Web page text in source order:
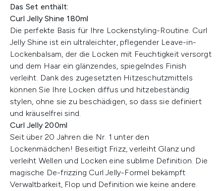
Das Set enthält:
Curl Jelly Shine 180ml
Die perfekte Basis für Ihre Lockenstyling-Routine. Curl
Jelly Shine ist ein ultraleichter, pflegender Leave-in-
Lockenbalsam, der die Locken mit Feuchtigkeit versorgt
und dem Haar ein glänzendes, spiegelndes Finish
verleiht. Dank des zugesetzten Hitzeschutzmittels
können Sie Ihre Locken diffus und hitzebeständig
stylen, ohne sie zu beschädigen, so dass sie definiert
und kräuselfrei sind.
Curl Jelly 200ml
Seit über 20 Jahren die Nr. 1 unter den
Lockenmädchen! Beseitigt Frizz, verleiht Glanz und
verleiht Wellen und Locken eine sublime Definition. Die
magische De-frizzing Curl Jelly-Formel bekämpft
Verwaltbarkeit, Flop und Definition wie keine andere.